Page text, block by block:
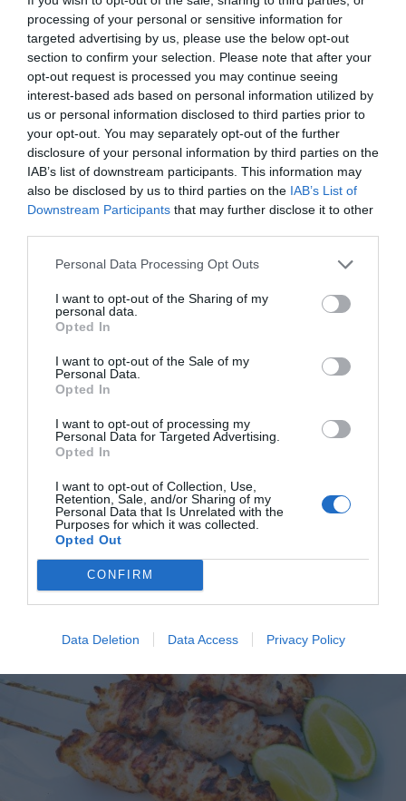
processing of your personal or sensitive information for
targeted advertising by us, please use the below opt-out
section to confirm your selection. Please note that after your
opt-out request is processed you may continue seeing
interest-based ads based on personal information utilized by
us or personal information disclosed to third parties prior to
your opt-out. You may separately opt-out of the further
disclosure of your personal information by third parties on the
IAB’s list of downstream participants. This information may
also be disclosed by us to third parties on the IAB’s List of
Downstream Participants that may further disclose it to other
Personal Data Processing Opt Outs
I want to opt-out of the Sharing of my
personal data.
Opted In
I want to opt-out of the Sale of my
Personal Data.
Opted In
I want to opt-out of processing my
Personal Data for Targeted Advertising.
Opted In
I want to opt-out of Collection, Use,
Retention, Sale, and/or Sharing of my
Personal Data that Is Unrelated with the
Purposes for which it was collected.
Opted Out
CONFIRM
Data Deletion Data Access Privacy Policy
om mig.
Tillbehör och liknande:
Kall marinerad kycklingfilé
Kall marinerad kycklingfilé passar till buffé, fest,
RECEPT
RECEPT